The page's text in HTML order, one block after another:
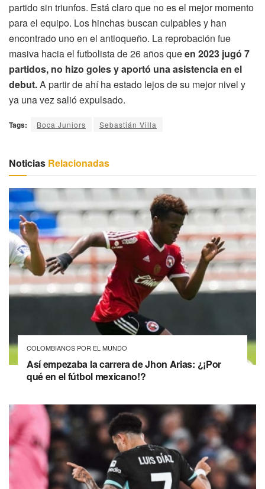
partido sin triunfos. Está claro que no es el mejor momento
para el equipo. Los hinchas buscan culpables y han
encontrado uno en el antioqueño. La reprobación fue
masiva hacia el futbolista de 26 años queen 2023 jugó 7
partidos, no hizo goles y aportó una asistencia en el
debut.A partir de ahí ha estado lejos de su mejor nivel y
ya una vez salió expulsado.
Tags: Boca Juniors Sebastián Villa
Noticias Relacionadas
COLOMBIANOS POR EL MUNDO
Así empezaba la carrera de Jhon Arias: ¿¡Por
qué en el fútbol mexicano!?